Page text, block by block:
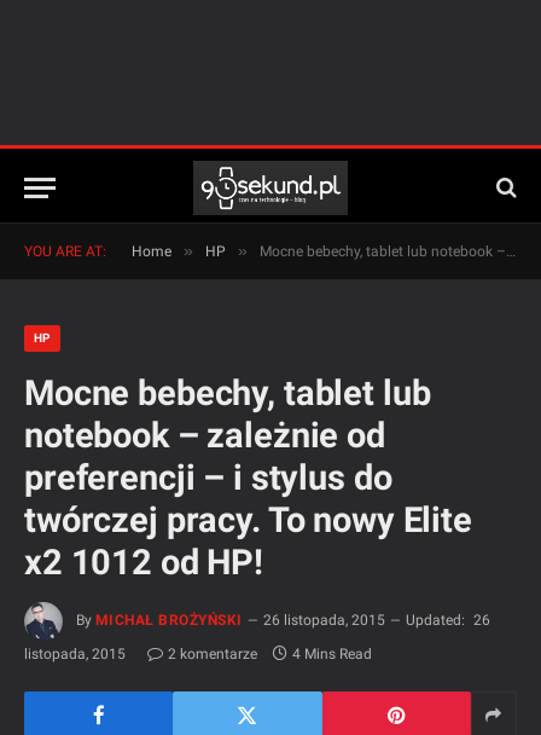
YOU ARE AT: Home » HP » Mocne bebechy, tablet lub notebook – zależnie od preferencji – i stylus do twórczej pracy. To nowy Elite x2 1012 od HP!
HP
Mocne bebechy, tablet lub
notebook – zależnie od
preferencji – i stylus do
twórczej pracy. To nowy Elite
x2 1012 od HP!
By MICHAŁ BROŻYŃSKI 26 listopada, 2015 Updated: 26
listopada, 2015
2 komentarze 4 Mins Read